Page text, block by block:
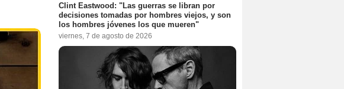
Clint Eastwood: "Las guerras se libran por
decisiones tomadas por hombres viejos, y son
los hombres jóvenes los que mueren"
viernes, 7 de agosto de 2026